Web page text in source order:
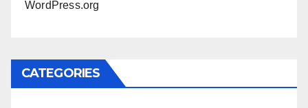
WordPress.org
CATEGORIES